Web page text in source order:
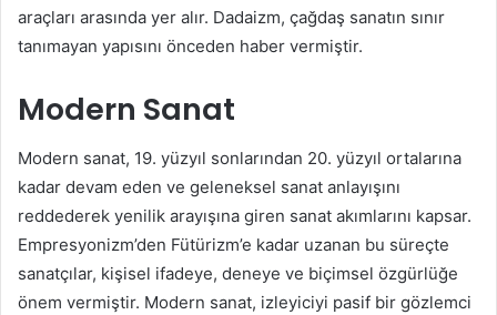
araçları arasında yer alır. Dadaizm, çağdaş sanatın sınır
tanımayan yapısını önceden haber vermiştir.
Modern Sanat
Modern sanat, 19. yüzyıl sonlarından 20. yüzyıl ortalarına
kadar devam eden ve geleneksel sanat anlayışını
reddederek yenilik arayışına giren sanat akımlarını kapsar.
Empresyonizm’den Fütürizm’e kadar uzanan bu süreçte
sanatçılar, kişisel ifadeye, deneye ve biçimsel özgürlüğe
önem vermiştir. Modern sanat, izleyiciyi pasif bir gözlemci